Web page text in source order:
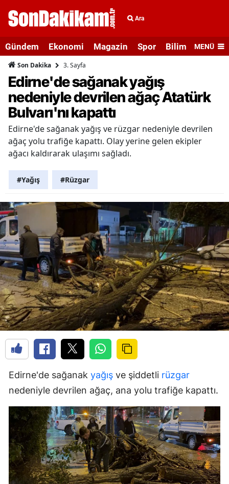
Ara
Gündem Ekonomi Magazin Spor Bilim veMENÜ
Son Dakika 3. Sayfa
Edirne'de sağanak yağış
nedeniyle devrilen ağaç Atatürk
Bulvarı'nı kapattı
Edirne'de sağanak yağış ve rüzgar nedeniyle devrilen
ağaç yolu trafiğe kapattı. Olay yerine gelen ekipler
ağacı kaldırarak ulaşımı sağladı.
#Yağış #Rüzgar
Edirne'de sağanak yağış ve şiddetli rüzgar
nedeniyle devrilen ağaç, ana yolu trafiğe kapattı.